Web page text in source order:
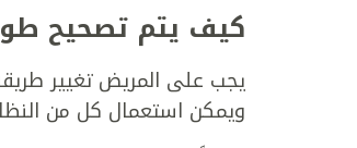
كيف يتم تصحيح
يجب على المريض تغيير
ويمكن استعمال كل من